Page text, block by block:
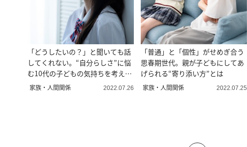
「どうしたいの？」と聞いても話
してくれない。“自分らしさ”に悩
む10代の子どもの気持ちを考え
る。
家族・人間関係 2022.07.26
「普通」と「個性」がせめぎ合う
思春期世代。親が子どもにしてあ
げられる“寄り添い方”とは
家族・人間関係 2022.07.25